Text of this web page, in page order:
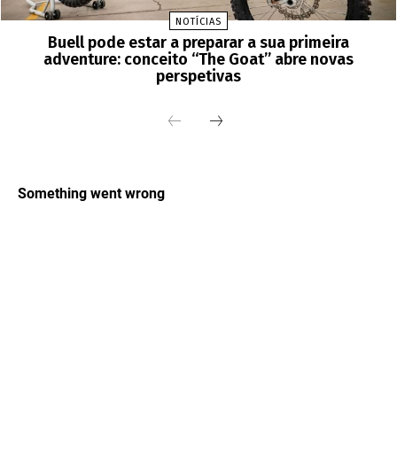
NOTÍCIAS
Buell pode estar a preparar a sua primeira
adventure: conceito “The Goat” abre novas
perspetivas